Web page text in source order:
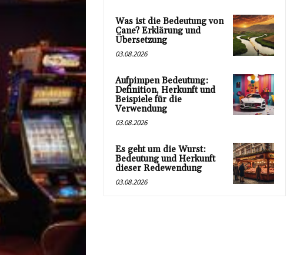
Was ist die Bedeutung von
Cane? Erklärung und
Übersetzung
03.08.2026
Aufpimpen Bedeutung:
Definition, Herkunft und
Beispiele für die
Verwendung
03.08.2026
Es geht um die Wurst:
Bedeutung und Herkunft
dieser Redewendung
03.08.2026